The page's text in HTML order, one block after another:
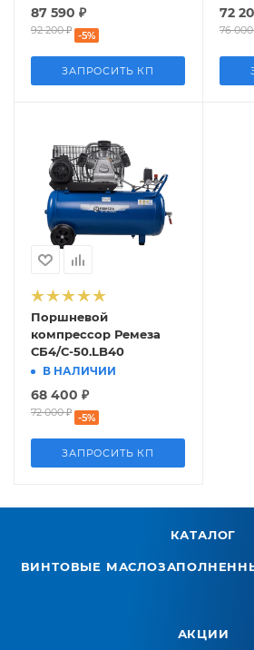
87 590 ₽
92 200₽ -5%
ЗАПРОСИТЬ КП
72
76 000
Поршневой
компрессор Ремеза
СБ4/С-50.LB40
В НАЛИЧИИ
68 400 ₽
72 000₽ -5%
ЗАПРОСИТЬ КП
КАТАЛОГ
ВИНТОВЫЕ
АКЦИИ